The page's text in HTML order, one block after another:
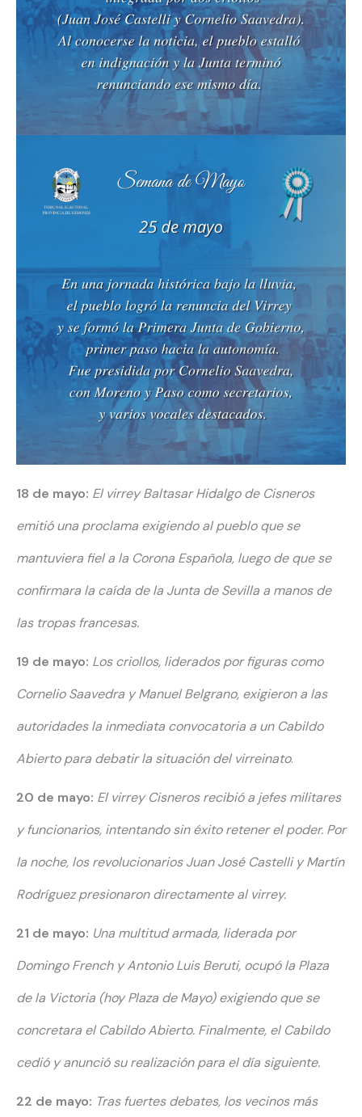
18 de mayo: El virrey Baltasar Hidalgo de Cisneros
emitió una proclama exigiendo al pueblo que se
mantuviera fiel a la Corona Española, luego de que se
confirmara la caída de la Junta de Sevilla a manos de
las tropas francesas.
19 de mayo: Los criollos, liderados por figuras como
Cornelio Saavedra y Manuel Belgrano, exigieron a las
autoridades la inmediata convocatoria a un Cabildo
Abierto para debatir la situación del virreinato.
20 de mayo: El virrey Cisneros recibió a jefes militares
y funcionarios, intentando sin éxito retener el poder. Por
la noche, los revolucionarios Juan José Castelli y Martín
Rodríguez presionaron directamente al virrey.
21 de mayo: Una multitud armada, liderada por
Domingo French y Antonio Luis Beruti, ocupó la Plaza
de la Victoria (hoy Plaza de Mayo) exigiendo que se
concretara el Cabildo Abierto. Finalmente, el Cabildo
cedió y anunció su realización para el día siguiente.
22 de mayo: Tras fuertes debates, los vecinos más